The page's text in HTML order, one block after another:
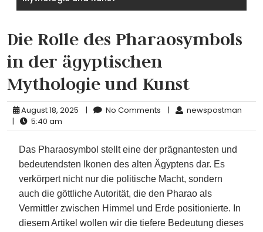
Die Rolle des Pharaosymbols
in der ägyptischen
Mythologie und Kunst
August 18, 2025 | No Comments |
newspostman
|
5:40 am
Das Pharaosymbol stellt eine der prägnantesten und
bedeutendsten Ikonen des alten Ägyptens dar. Es
verkörpert nicht nur die politische Macht, sondern
auch die göttliche Autorität, die den Pharao als
Vermittler zwischen Himmel und Erde positionierte. In
diesem Artikel wollen wir die tiefere Bedeutung dieses